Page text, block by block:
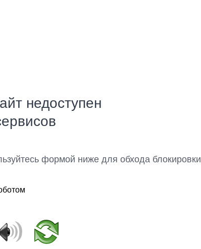
недоступен
формой ниже для обхода блокировки